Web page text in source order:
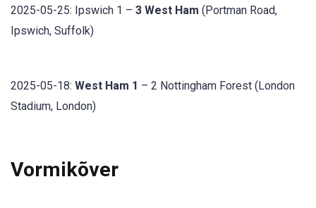
2025-05-25: Ipswich 1 – 3 West Ham (Portman Road,
Ipswich, Suffolk)
2025-05-18: West Ham 1 – 2 Nottingham Forest (London
Stadium, London)
Vormikõver